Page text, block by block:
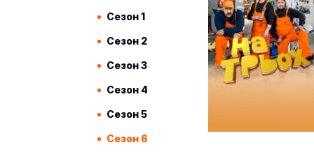
Сезон 1
Сезон 2
Сезон 3
Сезон 4
Сезон 5
Сезон 6